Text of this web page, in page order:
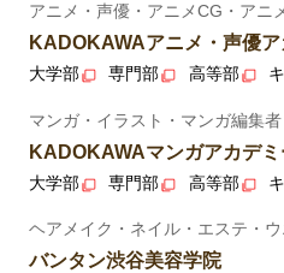
アニメ・声優・アニメCG・アニ
KADOKAWAアニメ・声優
大学部 専門部 高等部
マンガ・イラスト・マンガ編集
KADOKAWAマンガアカデミ
大学部 専門部 高等部
ヘアメイク・ネイル・エステ・
バンタン渋谷美容学院